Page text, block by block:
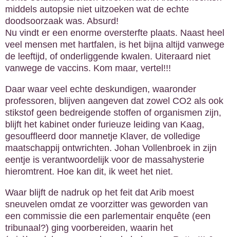
middels autopsie niet uitzoeken wat de echte
doodsoorzaak was. Absurd!
Nu vindt er een enorme oversterfte plaats. Naast heel
veel mensen met hartfalen, is het bijna altijd vanwege
de leeftijd, of onderliggende kwalen. Uiteraard niet
vanwege de vaccins. Kom maar, vertel!!!
Daar waar veel echte deskundigen, waaronder
professoren, blijven aangeven dat zowel CO2 als ook
stikstof geen bedreigende stoffen of organismen zijn,
blijft het kabinet onder furieuze leiding van Kaag,
gesouffleerd door mannetje Klaver, de volledige
maatschappij ontwrichten. Johan Vollenbroek in zijn
eentje is verantwoordelijk voor de massahysterie
hieromtrent. Hoe kan dit, ik weet het niet.
Waar blijft de nadruk op het feit dat Arib moest
sneuvelen omdat ze voorzitter was geworden van
een commissie die een parlementair enquête (een
tribunaal?) ging voorbereiden, waarin het